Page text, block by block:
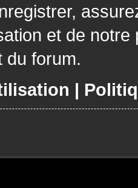
et de
du forum.
|